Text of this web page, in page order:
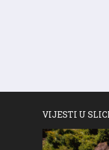
VIJESTI U